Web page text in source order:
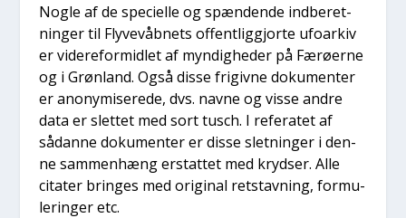
Nog­le af de spe­ci­el­le og spæn­den­de ind­be­ret­
nin­ger til Fly­ve­våb­nets offent­lig­gjor­te ufo­ar­kiv
er videre­for­mid­let af myn­dig­he­der på Færø­er­ne
og i Grøn­land. Også dis­se fri­giv­ne doku­men­ter
er ano­ny­mi­se­re­de, dvs. nav­ne og vis­se andre
data er slet­tet med sort tusch. I refe­ra­tet af
sådan­ne doku­men­ter er dis­se slet­nin­ger i den­
ne sam­men­hæng erstat­tet med kryd­ser. Alle
cita­ter brin­ges med ori­gi­nal ret­stav­ning, for­mu­
le­rin­ger etc.